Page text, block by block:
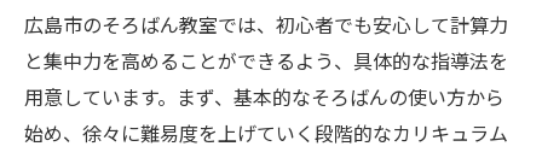
広島市のそろばん教室では、初心者でも安心して計算力
と集中力を高めることができるよう、具体的な指導法を
用意しています。まず、基本的なそろばんの使い方から
始め、徐々に難易度を上げていく段階的なカリキュラム